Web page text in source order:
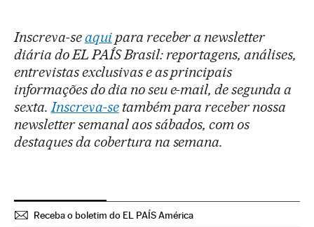
Inscreva-seaquipara receber a newsletter
diária do EL PAÍS Brasil: reportagens, análises,
entrevistas exclusivas e as principais
informações do dia no seu e-mail, de segunda a
sexta. Inscreva-setambém para receber nossa
newsletter semanal aos sábados, com os
destaques da cobertura na semana.
Receba o boletim do EL PAÍS América